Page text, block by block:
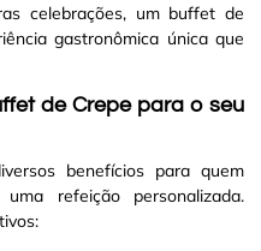
celebrações, um buffet de
gastronômica única que
de Crepe para o seu
benefícios para quem
refeição personalizada.